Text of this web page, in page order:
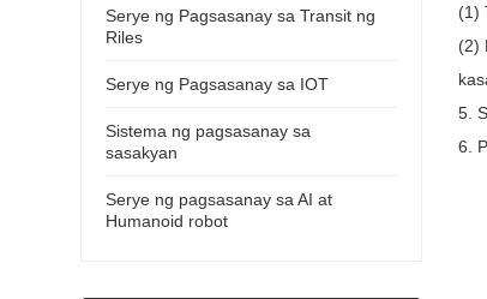
(1)
(2)
5.
6.
Serye ng Pagsasanay sa Transit ng
Riles
Serye ng Pagsasanay sa IOT
Sistema ng pagsasanay sa
sasakyan
Serye ng pagsasanay sa AI at
Humanoid robot